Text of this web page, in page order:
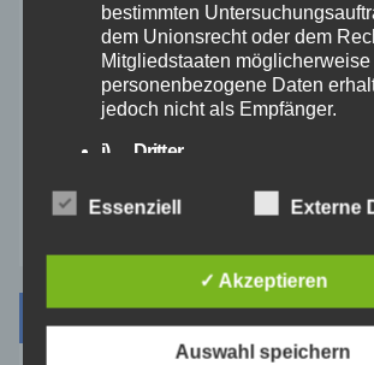
Veranstaltungen
Westerwald
Zoll
Archiv
bestimmten
dem Unionsrecht oder dem
Mitgliedstaaten möglicherweise
personenbezogene Daten
jedoch nicht als Empfänger.
j) Dritter
Dritter ist eine natürliche oder
Person, Behörde, Einrichtung
Verantwortlichen, dem
und den Personen, die unter der
unmittelbaren Verantwortung
Verantwortlichen oder des
Auftragsverarbeiters befugt sind,
Essenziell Externe
✓ Akzeptieren
Auswahl speichern